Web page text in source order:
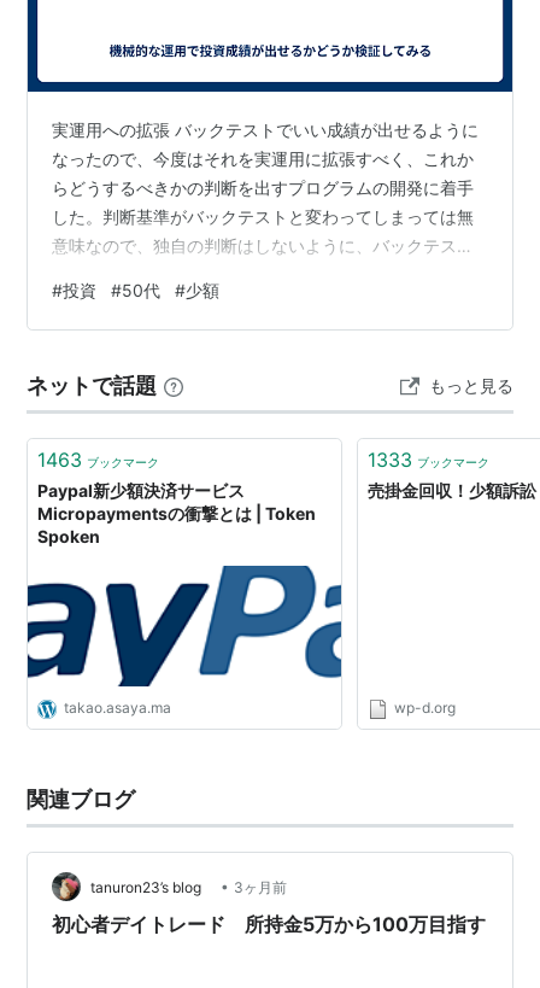
実運用への拡張 バックテストでいい成績が出せるように
なったので、今度はそれを実運用に拡張すべく、これか
らどうするべきかの判断を出すプログラムの開発に着手
した。判断基準がバックテストと変わってしまっては無
意味なので、独自の判断はしないように、バックテスト
て、結果の同一性を担保した。この結果、バックテスト
に組み込まれていた売買判断を別モジュールに分けて、
グラムを実装した。バックテストでは、過去のデータを1
日ずつ取り込んで投資判断モジュールに投げる、実運用
プログラムではすべてのデータを投げる、という形。…
#投資 #50代 #少額
ネットで話題 もっと見る
1463 ブックマーク
Paypal新少額決済サービス
Micropaymentsの衝撃とは | Token
Spoken
takao.asaya.ma
1333 ブックマーク
売掛金回収！少額訴
wp-d.org
関連ブログ
tanuron23’s blog • 3ヶ月前
初心者デイトレード 所持金5万から100万目指す